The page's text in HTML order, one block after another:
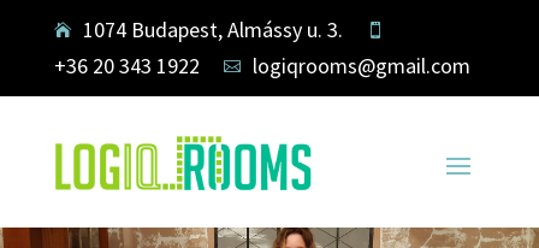
 1074 Budapest, Almássy u. 3. 
+36 20 343 1922  logiqrooms@gmail.com